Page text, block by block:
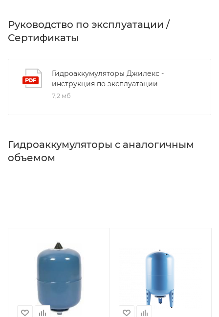
Руководство по эксплуатации /
Сертификаты
Гидроаккумуляторы Джилекс -
инструкция по эксплуатации
7,2 мб
Гидроаккумуляторы с аналогичным
объемом